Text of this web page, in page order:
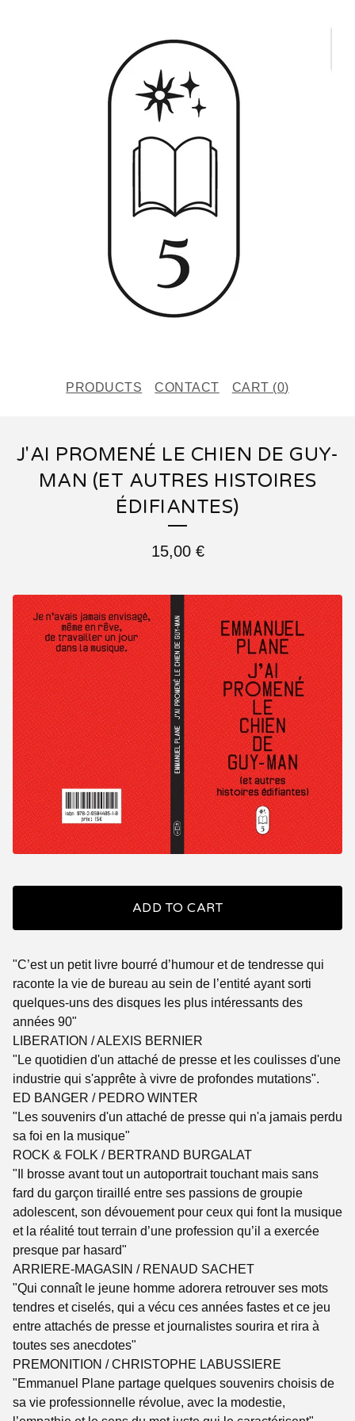
PRODUCTS CONTACT CART (0)
J'AI PROMENÉ LE CHIEN DE GUY-
MAN (ET AUTRES HISTOIRES
ÉDIFIANTES)
15,00 €
ADD TO CART
"C’est un petit livre bourré d’humour et de tendresse qui
raconte la vie de bureau au sein de l’entité ayant sorti
quelques-uns des disques les plus intéressants des
années 90"
LIBERATION / ALEXIS BERNIER
"Le quotidien d'un attaché de presse et les coulisses d'une
industrie qui s'apprête à vivre de profondes mutations".
ED BANGER / PEDRO WINTER
"Les souvenirs d'un attaché de presse qui n'a jamais perdu
sa foi en la musique"
ROCK & FOLK / BERTRAND BURGALAT
"Il brosse avant tout un autoportrait touchant mais sans
fard du garçon tiraillé entre ses passions de groupie
adolescent, son dévouement pour ceux qui font la musique
et la réalité tout terrain d’une profession qu’il a exercée
presque par hasard"
ARRIERE-MAGASIN / RENAUD SACHET
"Qui connaît le jeune homme adorera retrouver ses mots
tendres et ciselés, qui a vécu ces années fastes et ce jeu
entre attachés de presse et journalistes sourira et rira à
toutes ses anecdotes"
PREMONITION / CHRISTOPHE LABUSSIERE
"Emmanuel Plane partage quelques souvenirs choisis de
sa vie professionnelle révolue, avec la modestie,